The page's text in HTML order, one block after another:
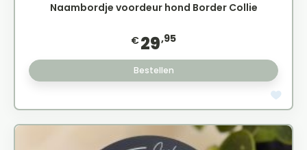
Naambordje voordeur hond Border Collie
€29,95
Bestellen